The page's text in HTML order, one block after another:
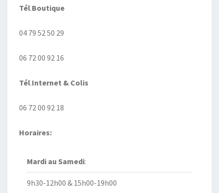
Tél.Boutique
04 79 52 50 29
06 72 00 92 16
Tél.Internet & Colis
06 72 00 92 18
Horaires:
Mardi au Samedi:
9h30-12h00 & 15h00-19h00